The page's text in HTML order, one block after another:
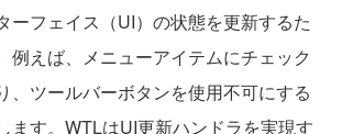
ーフェイス（UI）の状態を更新するた
例えば、メニューアイテムにチェック
、ツールバーボタンを使用不可にする
ます。WTLはUI更新ハンドラを実現す